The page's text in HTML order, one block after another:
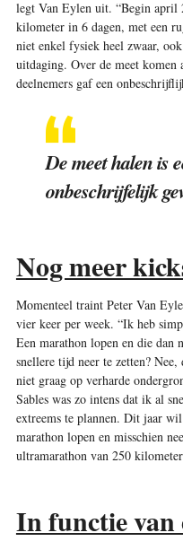
legt Van Eylen uit. “Begin april
kilometer in 6 dagen, met een
niet enkel fysiek heel zwaar,
uitdaging. Over de meet komen
deelnemers gaf een
De meet halen is
onbeschrijfelijk
Nog meer
Momenteel traint Peter Van
vier keer per week. “Ik heb
Een marathon lopen en die dan
snellere tijd neer te zetten?
niet graag op verharde
Sables was zo intens dat ik al
extreems te plannen. Dit jaar
marathon lopen en misschien
ultramarathon van 250
In functie van